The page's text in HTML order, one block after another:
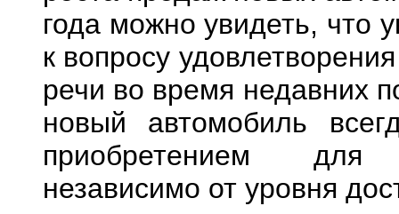
года можно увидеть, что
к вопросу
речи во время недавних
новый автомобиль
приобретением для
независимо от уровня